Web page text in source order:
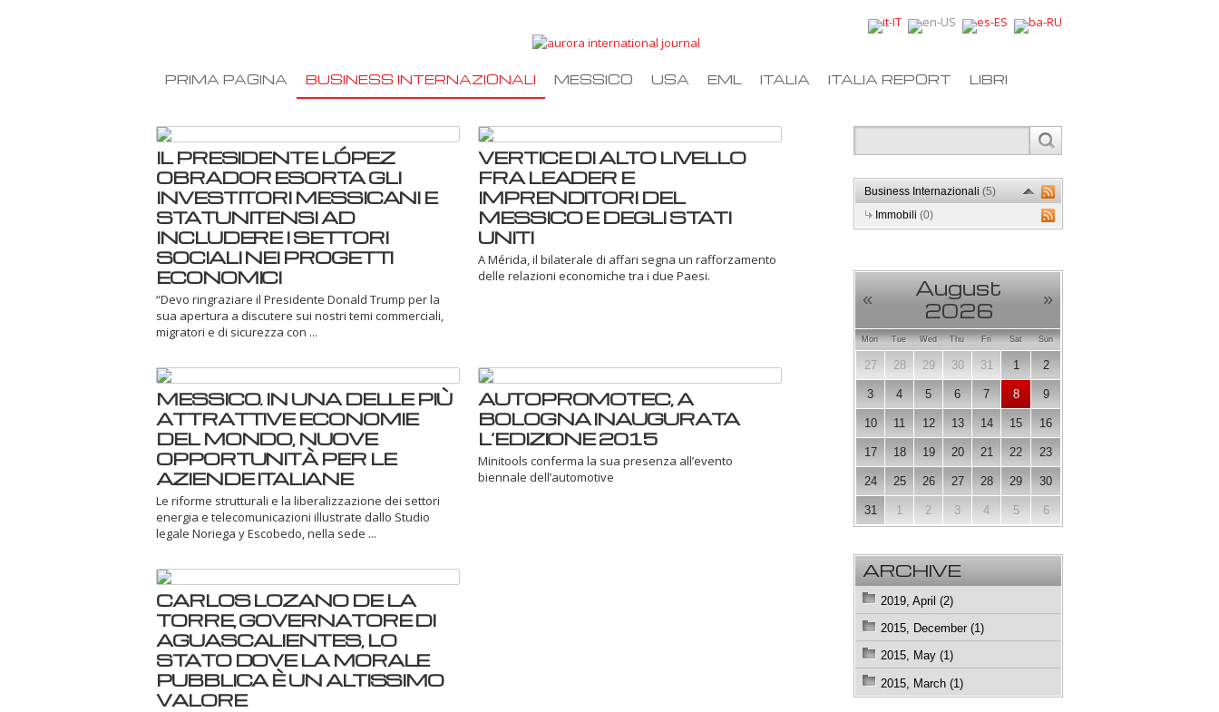
PRIMA PAGINA BUSINESS INTERNAZIONALI MESSICO USA EML ITALIA ITALIA REPORT LIBRI
IL PRESIDENTE LÓPEZ
OBRADOR ESORTA GLI
INVESTITORI MESSICANI E
STATUNITENSI AD
INCLUDERE I SETTORI
SOCIALI NEI PROGETTI
ECONOMICI
“Devo ringraziare il Presidente Donald Trump per la
sua apertura a discutere sui nostri temi commerciali,
migratori e di sicurezza con ...
VERTICE DI ALTO LIVELLO
FRA LEADER E
IMPRENDITORI DEL
MESSICO E DEGLI STATI
UNITI
A Mérida, il bilaterale di affari segna un rafforzamento
delle relazioni economiche tra i due Paesi.
MESSICO. IN UNA DELLE PIÙ
ATTRATTIVE ECONOMIE
DEL MONDO, NUOVE
OPPORTUNITÀ PER LE
AZIENDE ITALIANE
Le riforme strutturali e la liberalizzazione dei settori
energia e telecomunicazioni illustrate dallo Studio
legale Noriega y Escobedo, nella sede ...
AUTOPROMOTEC, A
BOLOGNA INAUGURATA
L’EDIZIONE 2015
Minitools conferma la sua presenza all’evento
biennale dell’automotive
CARLOS LOZANO DE LA
TORRE, GOVERNATORE DI
AGUASCALIENTES, LO
STATO DOVE LA MORALE
PUBBLICA È UN ALTISSIMO
VALORE
Business Internazionali(5)
Immobili(0)
«
August
2026
»
Mon Tue Wed Thu Fri Sat Sun
27 28 29 30 31 1 2
3 4 5 6 7 8 9
10 11 12 13 14 15 16
17 18 19 20 21 22 23
24 25 26 27 28 29 30
31 1 2 3 4 5 6
ARCHIVE
2019, April (2)
2015, December (1)
2015, May (1)
2015, March (1)